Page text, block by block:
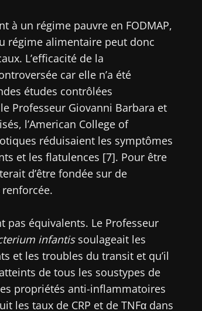
à un régime pauvre en FODMAP,
régime alimentaire peut donc
L’efficacité de la
car elle n’a été
études contrôlées
Professeur Giovanni Barbara et
l’American College of
réduisaient les symptômes
et les flatulences [7]. Pour être
d’être fondée sur de
pas équivalents. Le Professeur
infantissoulageait les
et les troubles du transit et qu’il
de tous les soustypes de
propriétés anti-inflammatoires
les taux de CRP et de TNFα dans